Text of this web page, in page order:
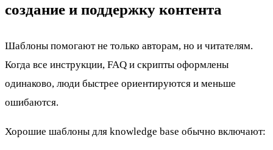
создание и поддержку контента
Шаблоны помогают не только авторам, но и читателям.
Когда все инструкции, FAQ и скрипты оформлены
одинаково, люди быстрее ориентируются и меньше
ошибаются.
Хорошие шаблоны для knowledge base обычно включают: